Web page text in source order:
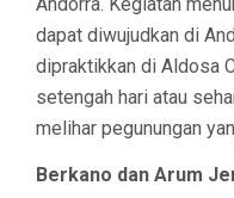
Andorra. Kegiatan
dapat diwujudkan di
dipraktikkan di Aldosa
setengah hari atau
melihar pegunungan
Berkano dan Arum